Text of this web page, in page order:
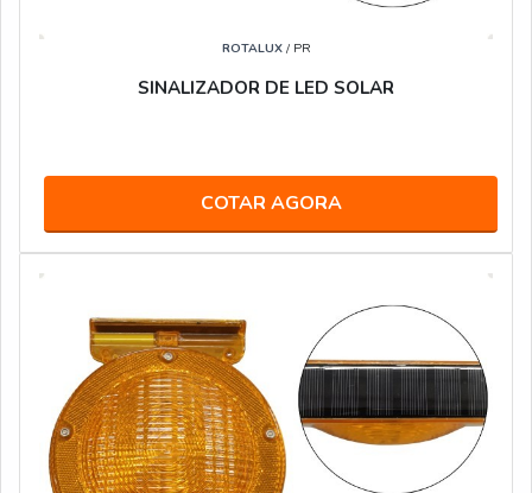
ROTALUX/ PR
SINALIZADOR DE LED SOLAR
COTAR AGORA